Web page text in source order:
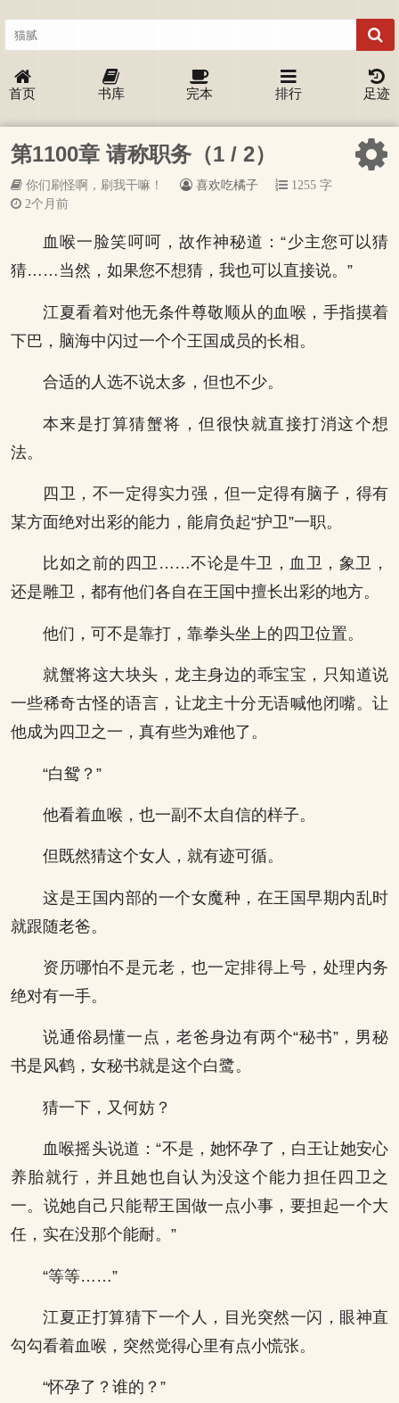
首页 书库 完本 排行 足迹
第1100章 请称职务（1 / 2）
你们刷怪啊，刷我干嘛！ 喜欢吃橘子
1255 字
2个月前
血喉一脸笑呵呵，故作神秘道：“少主您可以猜
猜……当然，如果您不想猜，我也可以直接说。”
江夏看着对他无条件尊敬顺从的血喉，手指摸着
下巴，脑海中闪过一个个王国成员的长相。
合适的人选不说太多，但也不少。
本来是打算猜蟹将，但很快就直接打消这个想
法。
四卫，不一定得实力强，但一定得有脑子，得有
某方面绝对出彩的能力，能肩负起“护卫”一职。
比如之前的四卫……不论是牛卫，血卫，象卫，
还是雕卫，都有他们各自在王国中擅长出彩的地方。
他们，可不是靠打，靠拳头坐上的四卫位置。
就蟹将这大块头，龙主身边的乖宝宝，只知道说
一些稀奇古怪的语言，让龙主十分无语喊他闭嘴。让
他成为四卫之一，真有些为难他了。
“白鸳？”
他看着血喉，也一副不太自信的样子。
但既然猜这个女人，就有迹可循。
这是王国内部的一个女魔种，在王国早期内乱时
就跟随老爸。
资历哪怕不是元老，也一定排得上号，处理内务
绝对有一手。
说通俗易懂一点，老爸身边有两个“秘书”，男秘
书是风鹤，女秘书就是这个白鹭。
猜一下，又何妨？
血喉摇头说道：“不是，她怀孕了，白王让她安心
养胎就行，并且她也自认为没这个能力担任四卫之
一。说她自己只能帮王国做一点小事，要担起一个大
任，实在没那个能耐。”
“等等……”
江夏正打算猜下一个人，目光突然一闪，眼神直
勾勾看着血喉，突然觉得心里有点小慌张。
“怀孕了？谁的？”